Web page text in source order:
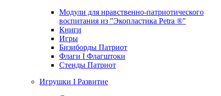
Модули для нравственно-патриотического
воспитания из "Экопластика Petra ®"
Книги
Игры
Бизиборды Патриот
Флаги I Флагштоки
Стенды Патриот
Игрушки I Развитие